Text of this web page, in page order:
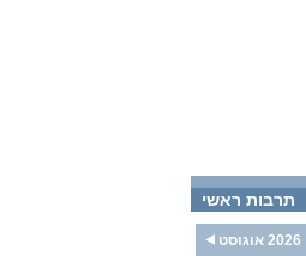
תרבות ראשי
2026 אוגוסט